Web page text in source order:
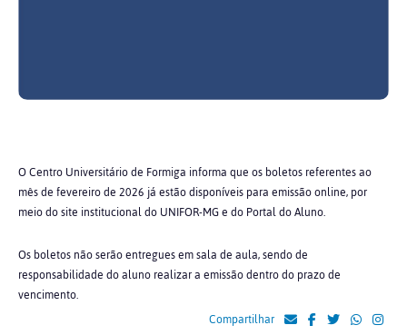
O Centro Universitário de Formiga informa que os boletos referentes ao
mês de fevereiro de 2026 já estão disponíveis para emissão online, por
meio do site institucional do UNIFOR-MG e do Portal do Aluno.
Os boletos não serão entregues em sala de aula, sendo de
responsabilidade do aluno realizar a emissão dentro do prazo de
vencimento.
Compartilhar